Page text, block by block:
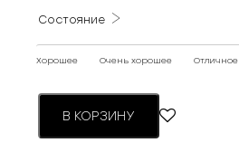
Состояние
Хорошее Очень хорошее Отличное
В КОРЗИНУ